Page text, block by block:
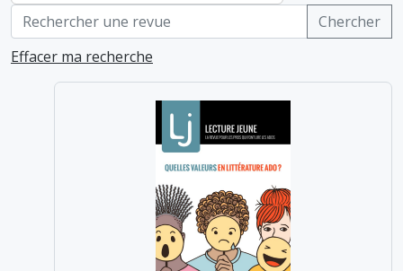
Effacer ma recherche